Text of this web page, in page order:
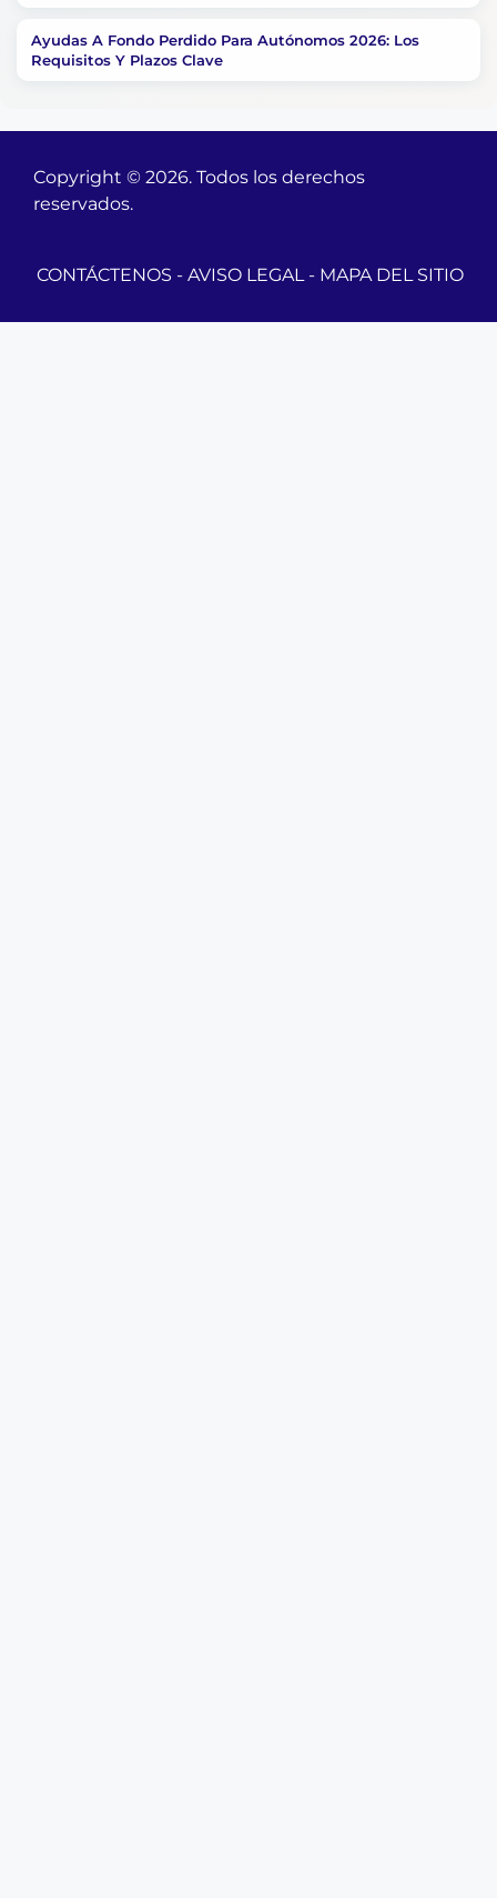
Ayudas A Fondo Perdido Para Autónomos 2026: Los
Requisitos Y Plazos Clave
Copyright © 2026. Todos los derechos
reservados.
CONTÁCTENOS - AVISO LEGAL- MAPA DEL SITIO